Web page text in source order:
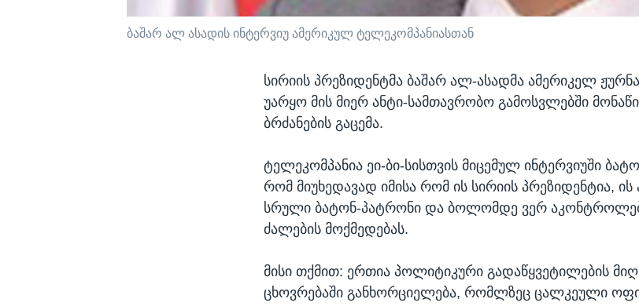
ბაშარ ალ ასადის ინტერვიუ ამერიკულ ტელეკომპანიასთან
სირიის პრეზიდენტმა ბაშარ ალ-ასადმა ამერიკელ
უარყო მის მიერ ანტი-სამთავრობო გამოსვლებში
ბრძანების გაცემა.
ტელეკომპანია ეი-ბი-სისთვის მიცემულ ინტერვიუში
რომ მიუხედავად იმისა რომ ის სირიის პრეზიდენტია, ის
სრული ბატონ-პატრონი და ბოლომდე ვერ
ძალების მოქმედებას.
მისი თქმით: ერთია პოლიტიკური გადაწყვეტილების
ცხოვრებაში განხორციელება, რომლზეც ცალკეული